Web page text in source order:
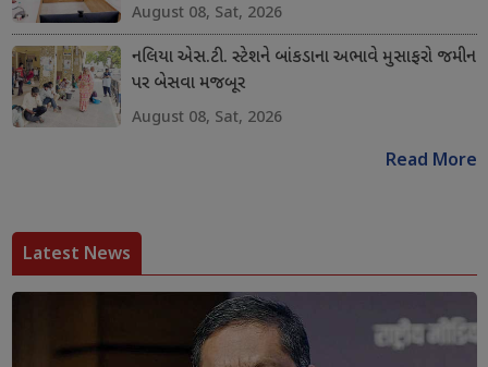
August 08, Sat, 2026
નલિયા એસ.ટી. સ્ટેશને બાંકડાના અભાવે મુસાફરો જમીન
પર બેસવા મજબૂર
August 08, Sat, 2026
Read More
Latest News